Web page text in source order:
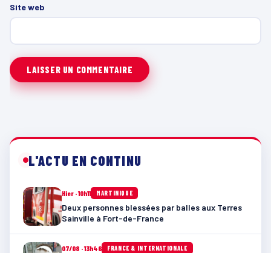
Site web
L'ACTU EN CONTINU
Hier · 10h11 MARTINIQUE
Deux personnes blessées par balles aux Terres
Sainville à Fort-de-France
07/08 · 13h46 FRANCE & INTERNATIONALE